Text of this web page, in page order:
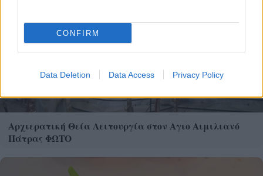
CONFIRM
Data Deletion Data Access Privacy Policy
Αρχιερατική Θεία Λειτουργία στον Αγιο Αιμιλιανό
Πάτρας ΦΩΤΟ